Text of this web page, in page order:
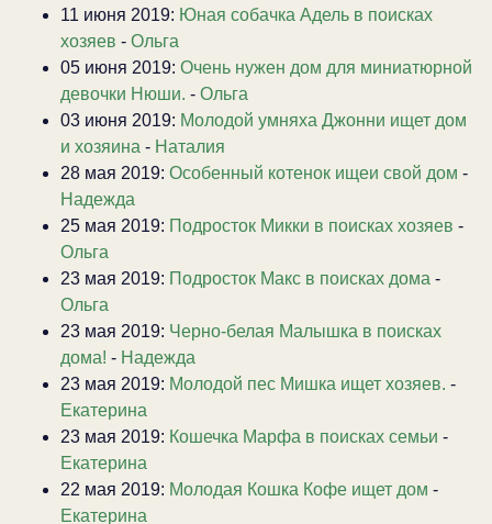
11 июня 2019: Юная собачка Адель в поисках
хозяев - Ольга
05 июня 2019: Очень нужен дом для миниатюрной
девочки Нюши. - Ольга
03 июня 2019: Молодой умняха Джонни ищет дом
и хозяина - Наталия
28 мая 2019: Особенный котенок ищеи свой дом -
Надежда
25 мая 2019: Подросток Микки в поисках хозяев -
Ольга
23 мая 2019: Подросток Макс в поисках дома -
Ольга
23 мая 2019: Черно-белая Малышка в поисках
дома! - Надежда
23 мая 2019: Молодой пес Мишка ищет хозяев. -
Екатерина
23 мая 2019: Кошечка Марфа в поисках семьи -
Екатерина
22 мая 2019: Молодая Кошка Кофе ищет дом -
Екатерина